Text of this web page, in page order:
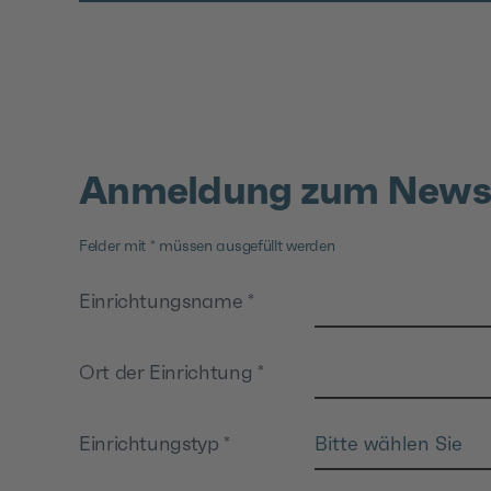
Anmeldung zum
Felder mit * müssen ausgefüllt werden
Einrichtungsname *
Ort der Einrichtung *
Einrichtungstyp *